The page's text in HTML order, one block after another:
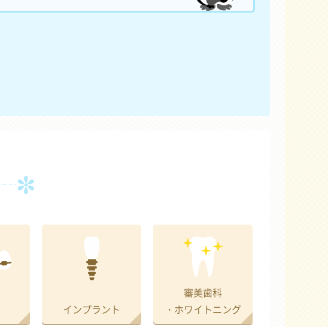
インプラント
審美歯科
・ホワイトニング